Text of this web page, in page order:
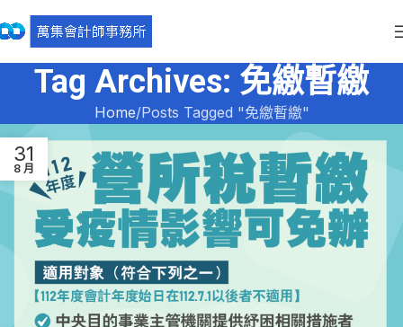
Tag Archives: 免繳暫繳
Home Posts Tagged "免繳暫繳"
31
8 月